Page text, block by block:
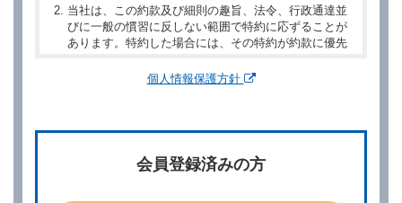
当社は、この約款及び細則の趣旨、法令、行政通達並
びに一般の慣習に反しない範囲で特約に応ずることが
あります。特約した場合には、その特約が約款に優先
別に定める料金表等に同意のうえ、別に定める方法に
個人情報保護方針
会員登録済みの方